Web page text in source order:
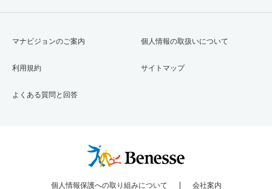
マナビジョンのご案内
利用規約
よくある質問と回答
個人情報の取扱いについて
サイトマップ
個人情報保護への取り組みについて 会社案内